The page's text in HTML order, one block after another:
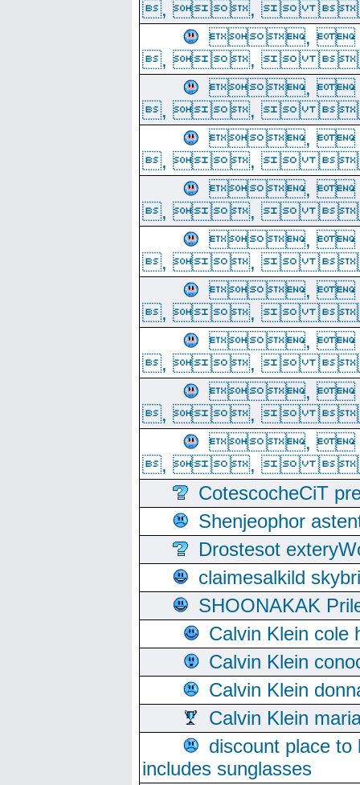
, , 
,
, , 
,
, , 
,
, , 
,
, , 
,
, , 
,
, , 
,
, , 
,
, , 
,
, , 
CotescocheCiT
Shenjeophor
Drostesot
claimesalkild
SHOONAKAK
Calvin Klein cole
Calvin Klein
Calvin Klein
Calvin Klein
discount place
includes sunglasses